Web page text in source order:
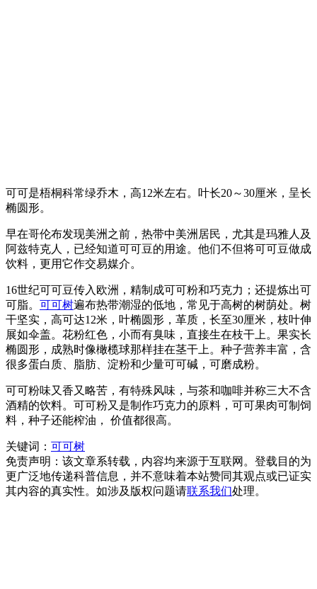
可可是梧桐科常绿乔木，高12米左右。叶长20～30厘米，呈长
椭圆形。
早在哥伦布发现美洲之前，热带中美洲居民，尤其是玛雅人及
阿兹特克人，已经知道可可豆的用途。他们不但将可可豆做成
饮料，更用它作交易媒介。
16世纪可可豆传入欧洲，精制成可可粉和巧克力；还提炼出可
可脂。 可可树遍布热带潮湿的低地，常见于高树的树荫处。树
干坚实，高可达12米，叶椭圆形，革质，长至30厘米，枝叶伸
展如伞盖。花粉红色，小而有臭味，直接生在枝干上。果实长
椭圆形，成熟时像橄榄球那样挂在茎干上。种子营养丰富，含
很多蛋白质、脂肪、淀粉和少量可可碱，可磨成粉。
可可粉味又香又略苦，有特殊风味，与茶和咖啡并称三大不含
酒精的饮料。可可粉又是制作巧克力的原料，可可果肉可制饲
料，种子还能榨油， 价值都很高。
关键词： 可可树
免责声明：该文章系转载，内容均来源于互联网。登载目的为
更广泛地传递科普信息，并不意味着本站赞同其观点或已证实
其内容的真实性。如涉及版权问题请联系我们处理。